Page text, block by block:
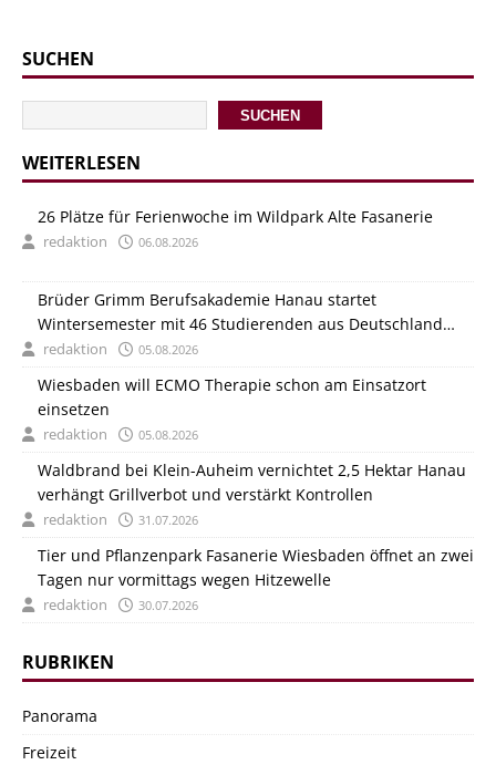
SUCHEN
SUCHEN
WEITERLESEN
26 Plätze für Ferienwoche im Wildpark Alte Fasanerie
redaktion 06.08.2026
Brüder Grimm Berufsakademie Hanau startet
Wintersemester mit 46 Studierenden aus Deutschland
und Italien
redaktion 05.08.2026
Wiesbaden will ECMO Therapie schon am Einsatzort
einsetzen
redaktion 05.08.2026
Waldbrand bei Klein-Auheim vernichtet 2,5 Hektar Hanau
verhängt Grillverbot und verstärkt Kontrollen
redaktion 31.07.2026
Tier und Pflanzenpark Fasanerie Wiesbaden öffnet an zwei
Tagen nur vormittags wegen Hitzewelle
redaktion 30.07.2026
RUBRIKEN
Panorama
Freizeit